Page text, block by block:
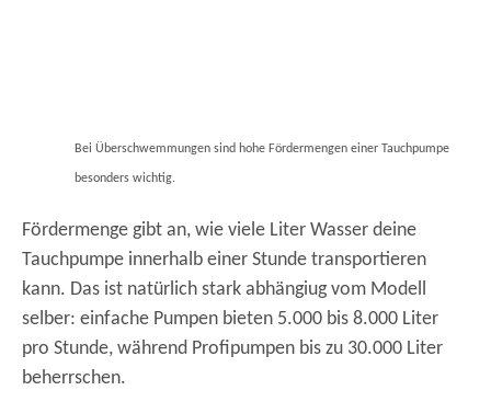
Bei Überschwemmungen sind hohe Fördermengen einer Tauchpumpe
besonders wichtig.
Fördermenge gibt an, wie viele Liter Wasser deine
Tauchpumpe innerhalb einer Stunde transportieren
kann. Das ist natürlich stark abhängiug vom Modell
selber: einfache Pumpen bieten 5.000 bis 8.000 Liter
pro Stunde, während Profipumpen bis zu 30.000 Liter
beherrschen.